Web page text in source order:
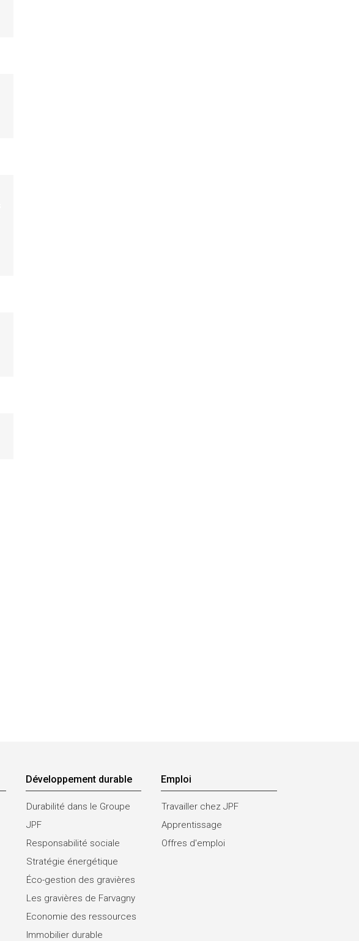
Développement durable
Durabilité dans le Groupe
JPF
Responsabilité sociale
Stratégie énergétique
Éco-gestion des gravières
Les gravières de Farvagny
Economie des ressources
Immobilier durable
Emploi
Travailler chez JPF
Apprentissage
Offres d'emploi